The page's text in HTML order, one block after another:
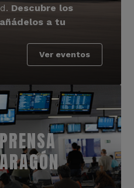
Descubre los
a tu
Ver eventos